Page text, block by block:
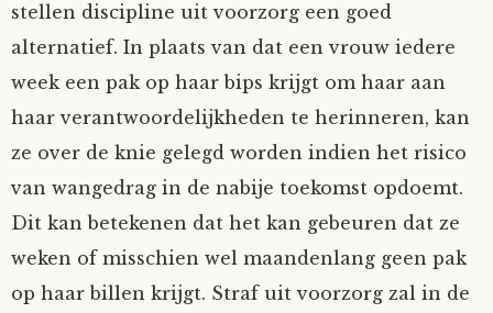
stellen discipline uit voorzorg een goed
alternatief. In plaats van dat een vrouw iedere
week een pak op haar bips krijgt om haar aan
haar verantwoordelijkheden te herinneren, kan
ze over de knie gelegd worden indien het risico
van wangedrag in de nabije toekomst opdoemt.
Dit kan betekenen dat het kan gebeuren dat ze
weken of misschien wel maandenlang geen pak
op haar billen krijgt. Straf uit voorzorg zal in de